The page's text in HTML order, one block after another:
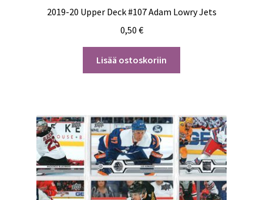
2019-20 Upper Deck #107 Adam Lowry Jets
0,50 €
Lisää ostoskoriin